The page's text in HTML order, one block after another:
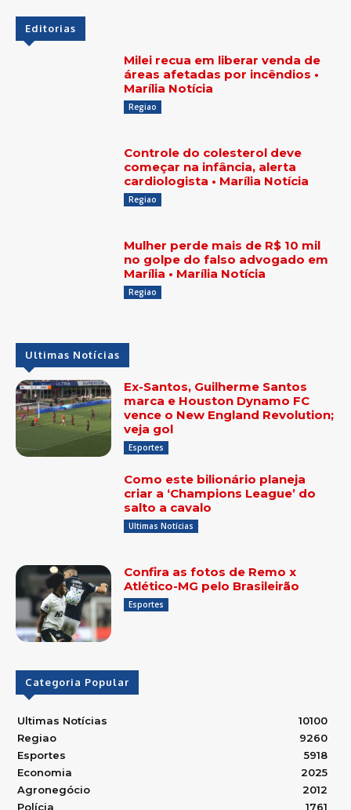
Editorias
Milei recua em liberar venda de
áreas afetadas por incêndios •
Marília Notícia
Regiao
Controle do colesterol deve
começar na infância, alerta
cardiologista • Marília Notícia
Regiao
Mulher perde mais de R$ 10 mil
no golpe do falso advogado em
Marília • Marília Notícia
Regiao
Ultimas Notícias
Ex-Santos, Guilherme Santos
marca e Houston Dynamo FC
vence o New England Revolution;
veja gol
Esportes
Como este bilionário planeja
criar a ‘Champions League’ do
salto a cavalo
Ultimas Notícias
Confira as fotos de Remo x
Atlético-MG pelo Brasileirão
Esportes
Categoria Popular
Ultimas Notícias
10100
Regiao
9260
Esportes
5918
Economia
2025
Agronegócio
2012
Polícia
1761